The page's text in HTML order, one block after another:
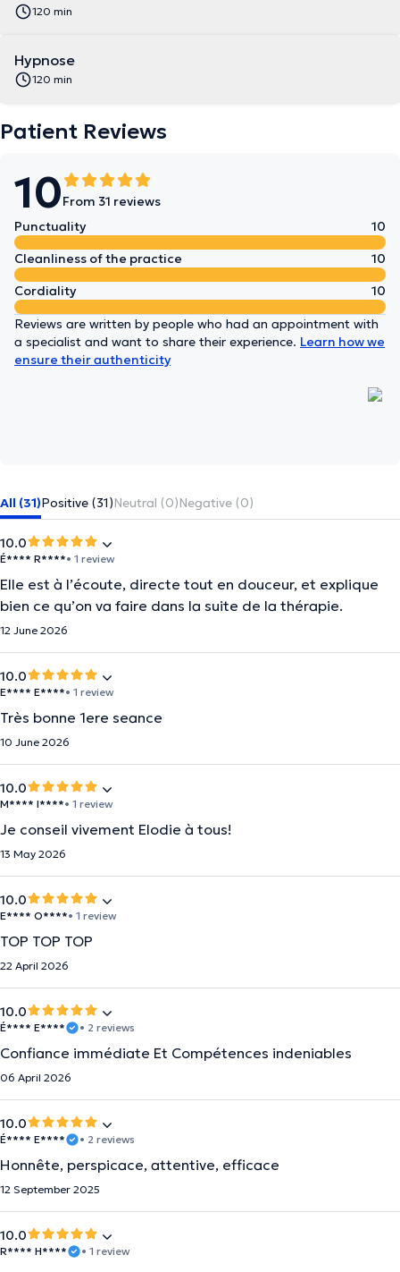
120 min
Hypnose
120 min
Patient Reviews
10From 31 reviews
Punctuality
10
Cleanliness of the practice
10
Cordiality
10
Reviews are written by people who had an appointment with
a specialist and want to share their experience. Learn how we
ensure their authenticity
All (31)Positive (31)Neutral (0)Negative (0)
10.0
É**** R****• 1 review
Elle est à l’écoute, directe tout en douceur, et explique
bien ce qu’on va faire dans la suite de la thérapie.
12 June 2026
10.0
E**** E****• 1 review
Très bonne 1ere seance
10 June 2026
10.0
M**** I****• 1 review
Je conseil vivement Elodie à tous!
13 May 2026
10.0
E**** O****• 1 review
TOP TOP TOP
22 April 2026
10.0
É**** E**** • 2 reviews
Confiance immédiate Et Compétences indeniables
06 April 2026
10.0
É**** E**** • 2 reviews
Honnête, perspicace, attentive, efficace
12 September 2025
10.0
R**** H**** • 1 review